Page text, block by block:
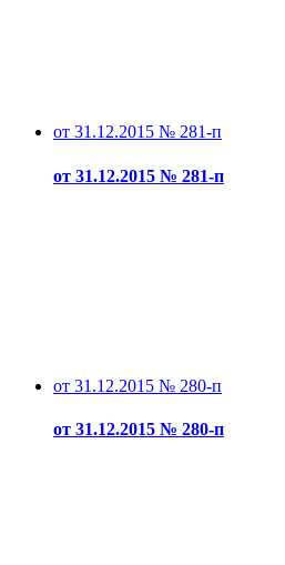
от 31.12.2015 № 281-п
от 31.12.2015 № 281-п
от 31.12.2015 № 280-п
от 31.12.2015 № 280-п